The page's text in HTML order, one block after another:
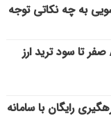
به چه نکاتی توجه
تا سود ترید ارز
رایگان با سامانه